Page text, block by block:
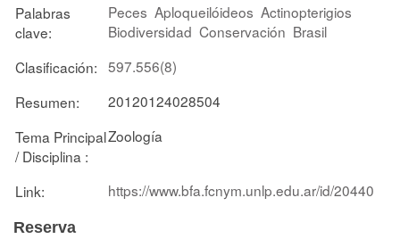
Palabras
clave:
Peces Aploqueilóideos Actinopterigios
Biodiversidad Conservación Brasil
Clasificación: 597.556(8)
Resumen:
20120124028504
Tema Principal
/ Disciplina :
Zoología
Link: https://www.bfa.fcnym.unlp.edu.ar/id/20440
Reserva